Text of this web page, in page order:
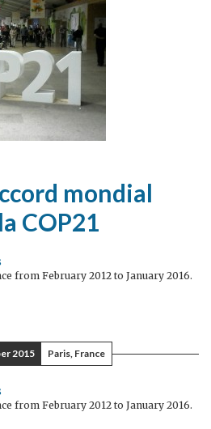
mondial
COP21
from February 2012 to January 2016.
2015 Paris, France
from February 2012 to January 2016.